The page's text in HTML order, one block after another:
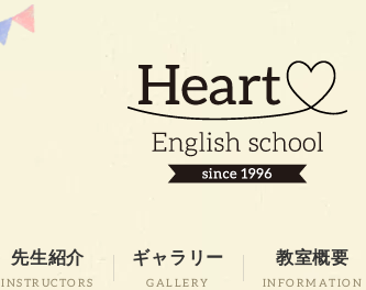
先生紹介
INSTRUCTORS
ギャラリー
GALLERY
教室概要
INFORMATION